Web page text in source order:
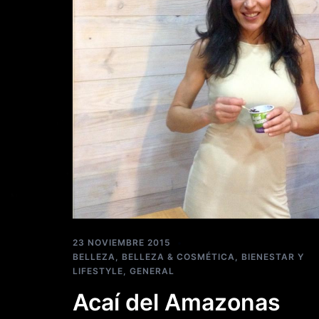
23 NOVIEMBRE 2015
BELLEZA, BELLEZA & COSMÉTICA, BIENESTAR Y
LIFESTYLE, GENERAL
Acaí del Amazonas